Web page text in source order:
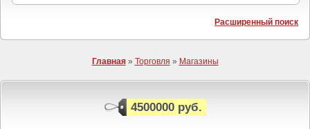
Расширенный поиск
Главная» Торговля » Магазины
4500000 руб.